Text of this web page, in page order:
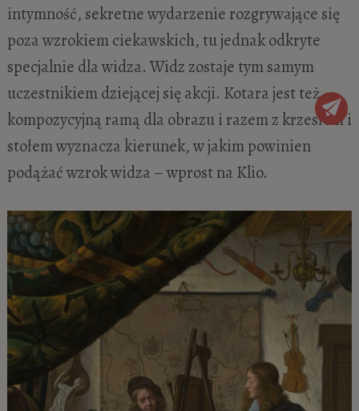
intymność, sekretne wydarzenie rozgrywające się
poza wzrokiem ciekawskich, tu jednak odkryte
specjalnie dla widza. Widz zostaje tym samym
uczestnikiem dziejącej się akcji. Kotara jest też
kompozycyjną ramą dla obrazu i razem z krzesłem i
stołem wyznacza kierunek, w jakim powinien
podążać wzrok widza – wprost na Klio.